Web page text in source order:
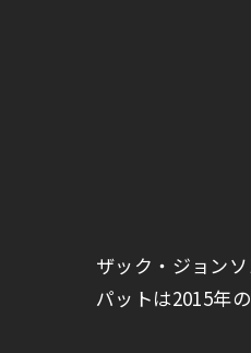
ザック・ジョンソ
パットは2015年